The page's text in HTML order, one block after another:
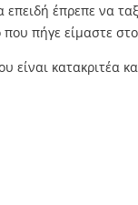
έπρεπε να
πήγε είμαστε στο
είναι κατακριτέα